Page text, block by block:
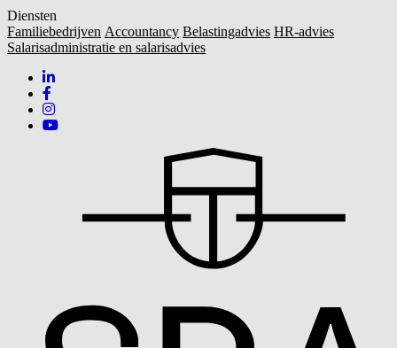
Diensten
Familiebedrijven Accountancy Belastingadvies HR-advies
Salarisadministratie en salarisadvies